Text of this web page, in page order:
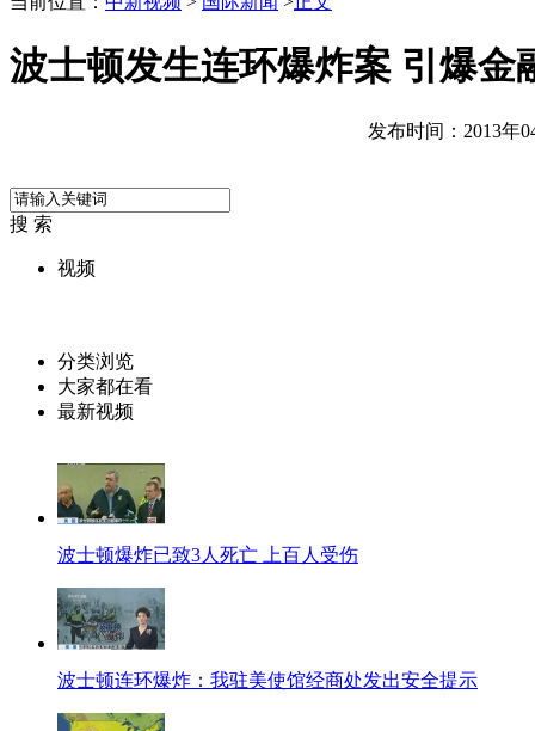
波士顿发生连环爆炸案 引爆金
发布时间：2013年
搜 索
视频
分类浏览
大家都在看
最新视频
波士顿爆炸已致3人死亡 上百人受伤
波士顿连环爆炸：我驻美使馆经商处发出安全提示